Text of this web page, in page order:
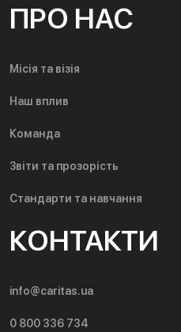
ПРО НАС
Місія та візія
Наш вплив
Команда
Звіти та прозорість
Стандарти та навчання
КОНТАКТИ
info@caritas.ua
0 800 336 734